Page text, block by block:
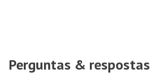
Perguntas & respostas